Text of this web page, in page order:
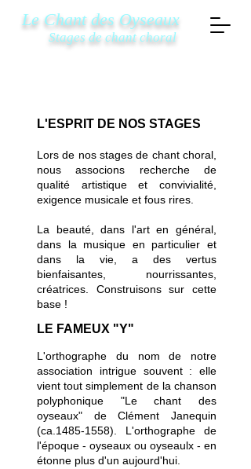
Le Chant des Oyseaux
Stages de chant choral
L'ESPRIT DE NOS STAGES
Lors de nos stages de chant choral,
nous associons recherche de
qualité artistique et convivialité,
exigence musicale et fous rires.
La beauté, dans l'art en général,
dans la musique en particulier et
dans la vie, a des vertus
bienfaisantes, nourrissantes,
créatrices. Construisons sur cette
base !
LE FAMEUX "Y"
L'orthographe du nom de notre
association intrigue souvent : elle
vient tout simplement de la chanson
polyphonique "Le chant des
oyseaux" de Clément Janequin
(ca.1485-1558). L'orthographe de
l'époque - oyseaux ou oyseaulx - en
étonne plus d'un aujourd'hui.